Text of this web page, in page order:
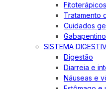
Tratamento
Cuidados
SISTEMA
Digestão
Diarreia e
Náuseas e